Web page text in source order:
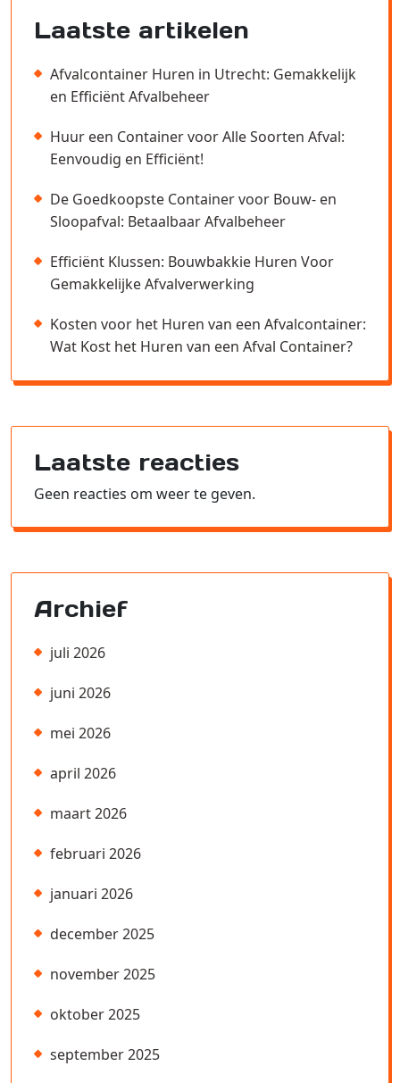
Laatste artikelen
Afvalcontainer Huren in Utrecht: Gemakkelijk
en Efficiënt Afvalbeheer
Huur een Container voor Alle Soorten Afval:
Eenvoudig en Efficiënt!
De Goedkoopste Container voor Bouw- en
Sloopafval: Betaalbaar Afvalbeheer
Efficiënt Klussen: Bouwbakkie Huren Voor
Gemakkelijke Afvalverwerking
Kosten voor het Huren van een Afvalcontainer:
Wat Kost het Huren van een Afval Container?
Laatste reacties
Geen reacties om weer te geven.
Archief
juli 2026
juni 2026
mei 2026
april 2026
maart 2026
februari 2026
januari 2026
december 2025
november 2025
oktober 2025
september 2025